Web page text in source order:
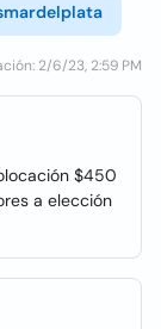
2/6/23, 2:59 PM
$450
a elección